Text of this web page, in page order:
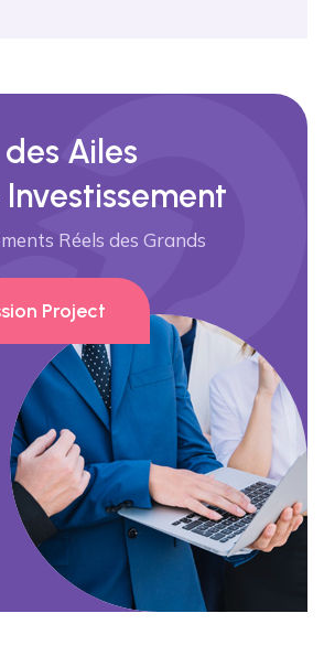
Ailes
Réels des Grands
Project